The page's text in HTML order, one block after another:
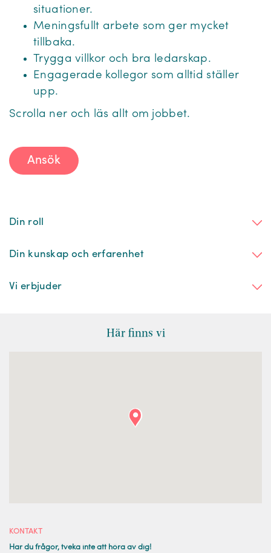
situationer.
Meningsfullt arbete som ger mycket
tillbaka.
Trygga villkor och bra ledarskap.
Engagerade kollegor som alltid ställer
upp.
Scrolla ner och läs allt om jobbet.
Ansök
Din roll
Din kunskap och erfarenhet
Vi erbjuder
Här finns vi
KONTAKT
Har du frågor, tveka inte att höra av dig!